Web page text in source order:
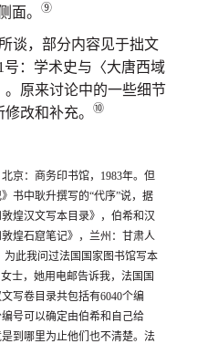
面。
⑨
谈，部分内容见于拙文
号：学术史与〈大唐西域
。原来讨论中的一些细节
改和补充。
⑩
京：商务印书馆，1983年。但
书中耿升撰写的“代序”说，据
煌汉文写本目录》，伯希和汉
煌石窟笔记》，兰州：甘肃人
为此我问过法国国家图书馆写本
士，她用电邮告诉我，法国国
写卷目录共包括有6040个编
号可以确定由伯希和自己给
到哪里为止他们也不清楚。法